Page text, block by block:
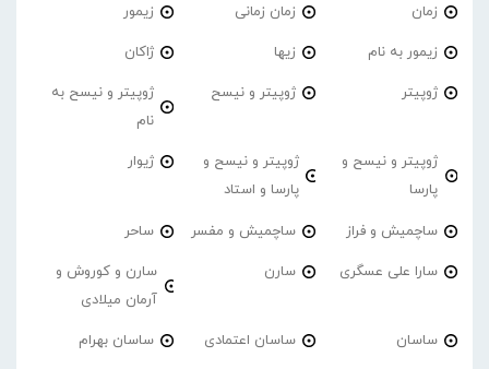
زمان زمان زمانی زیمور
زیمور به نام زیها ژاکان
ژوپیتر ژوپیتر و نیسح
ژوپیتر و نیسح به
نام
ژوپیتر و نیسح و
پارسا
ژوپیتر و نیسح و
پارسا و استاد
ژیوار
ساچمیش و فراز ساچمیش و مفسر ساحر
سارا علی عسگری سارن
سارن و کوروش و
آرمان میلادی
ساسان ساسان اعتمادی ساسان بهرام